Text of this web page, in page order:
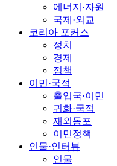
에너지·자원
국제·외교
코리아 포커스
정치
경제
정책
이민·국적
출입국·이민
귀화·국적
재외동포
이민정책
인물·인터뷰
인물